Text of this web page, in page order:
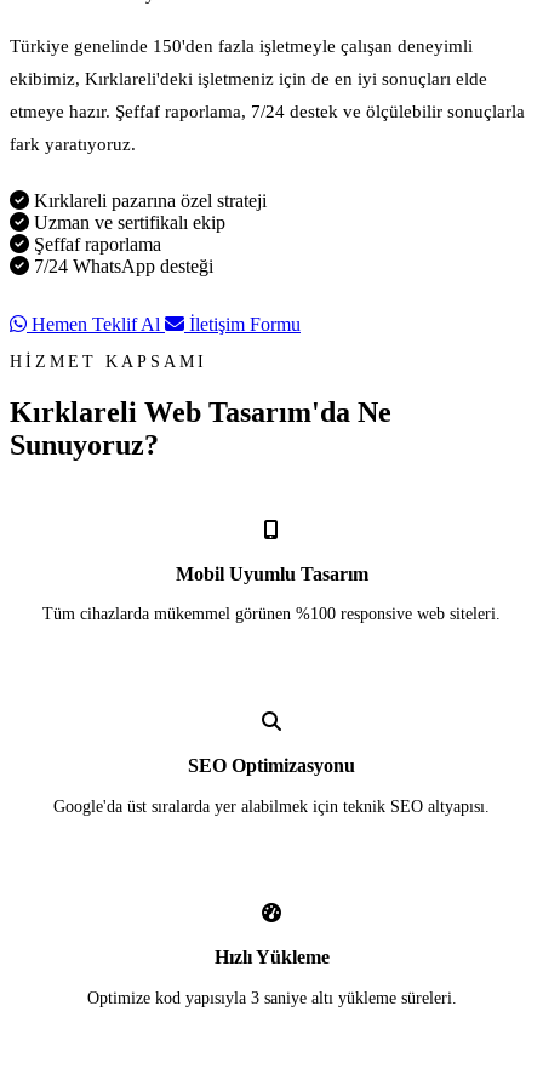
Türkiye genelinde 150'den fazla işletmeyle çalışan deneyimli
ekibimiz, Kırklareli'deki işletmeniz için de en iyi sonuçları elde
etmeye hazır. Şeffaf raporlama, 7/24 destek ve ölçülebilir sonuçlarla
fark yaratıyoruz.
Kırklareli pazarına özel strateji
Uzman ve sertifikalı ekip
Şeffaf raporlama
7/24 WhatsApp desteği
Hemen Teklif Al İletişim Formu
HİZMET KAPSAMI
Kırklareli Web Tasarım'da Ne
Sunuyoruz?
Mobil Uyumlu Tasarım
Tüm cihazlarda mükemmel görünen %100 responsive web siteleri.
SEO Optimizasyonu
Google'da üst sıralarda yer alabilmek için teknik SEO altyapısı.
Hızlı Yükleme
Optimize kod yapısıyla 3 saniye altı yükleme süreleri.